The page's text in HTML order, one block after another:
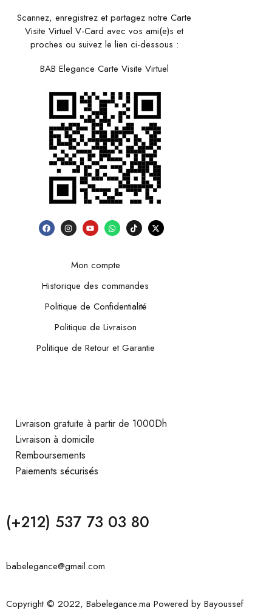
Scannez, enregistrez et partagez notre Carte
Visite Virtuel V-Card avec vos ami(e)s et
proches ou suivez le lien ci-dessous :
BAB Elegance Carte Visite Virtuel
Mon compte
Historique des commandes
Politique de Confidentialité
Politique de Livraison
Politique de Retour et Garantie
Livraison gratuite à partir de 1000Dh
Livraison à domicile
Remboursements
Paiements sécurisés
(+212) 537 73 03 80
babelegance@gmail.com
Copyright © 2022, Babelegance.ma Powered by Bayoussef